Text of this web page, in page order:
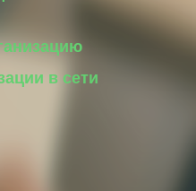
в сети